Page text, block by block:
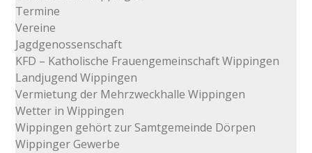
Termine
Vereine
Jagdgenossenschaft
KFD – Katholische Frauengemeinschaft Wippingen
Landjugend Wippingen
Vermietung der Mehrzweckhalle Wippingen
Wetter in Wippingen
Wippingen gehört zur Samtgemeinde Dörpen
Wippinger Gewerbe